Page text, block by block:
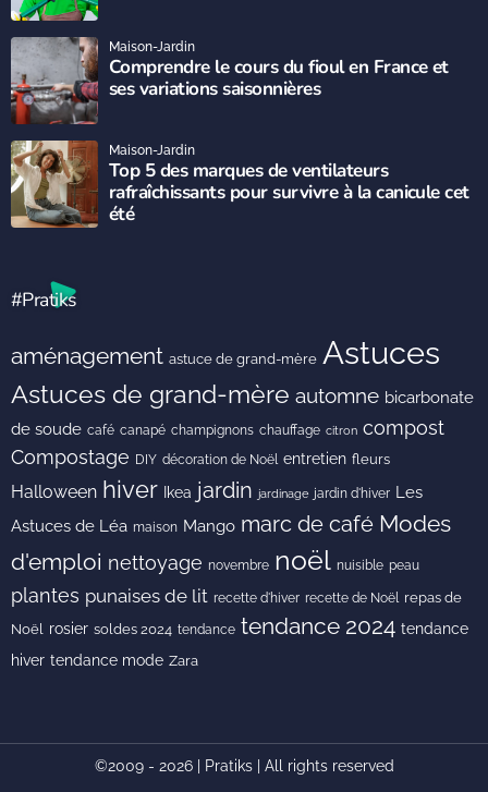
Comprendre le cours du fioul en France et
ses variations saisonnières
Maison-Jardin
Top 5 des marques de ventilateurs
rafraîchissants pour survivre à la canicule cet
été
Maison-Jardin
#Pratiks
aménagement astuce de grand-mère Astuces
Astuces de grand-mère automne bicarbonate
de soude café canapé champignons chauffage citron compost
Compostage DIY décoration de Noël entretien fleurs
Halloween hiver Ikea jardin jardinage jardin d'hiver Les
Astuces de Léa maison Mango marc de café Modes
d'emploi nettoyage novembre noël nuisible peau
plantes punaises de lit recette d'hiver recette de Noël repas de
Noël rosier soldes 2024 tendance tendance 2024 tendance
hiver tendance mode Zara
©2009 - 2026 | Pratiks | All rights reserved